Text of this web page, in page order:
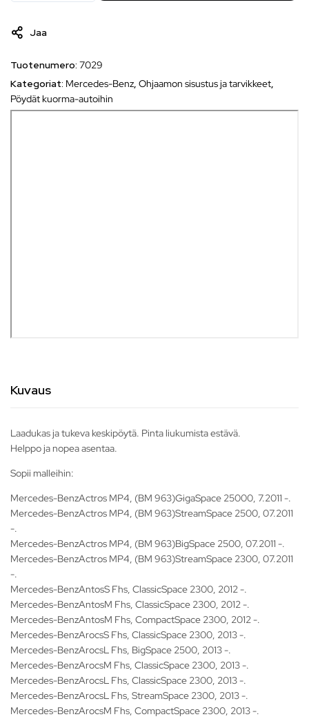
Jaa
Tuotenumero: 7029
Kategoriat: Mercedes-Benz, Ohjaamon sisustus ja tarvikkeet,
Pöydät kuorma-autoihin
Kuvaus
Laadukas ja tukeva keskipöytä. Pinta liukumista estävä.
Helppo ja nopea asentaa.
Sopii malleihin:
Mercedes-BenzActros MP4, (BM 963)GigaSpace 25000, 7.2011 -.
Mercedes-BenzActros MP4, (BM 963)StreamSpace 2500, 07.2011
-.
Mercedes-BenzActros MP4, (BM 963)BigSpace 2500, 07.2011 -.
Mercedes-BenzActros MP4, (BM 963)StreamSpace 2300, 07.2011
-.
Mercedes-BenzAntosS Fhs, ClassicSpace 2300, 2012 -.
Mercedes-BenzAntosM Fhs, ClassicSpace 2300, 2012 -.
Mercedes-BenzAntosM Fhs, CompactSpace 2300, 2012 -.
Mercedes-BenzArocsS Fhs, ClassicSpace 2300, 2013 -.
Mercedes-BenzArocsL Fhs, BigSpace 2500, 2013 -.
Mercedes-BenzArocsM Fhs, ClassicSpace 2300, 2013 -.
Mercedes-BenzArocsL Fhs, ClassicSpace 2300, 2013 -.
Mercedes-BenzArocsL Fhs, StreamSpace 2300, 2013 -.
Mercedes-BenzArocsM Fhs, CompactSpace 2300, 2013 -.